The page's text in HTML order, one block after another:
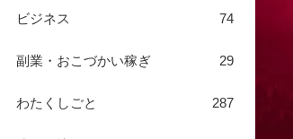
ビジネス 74
副業・おこづかい稼ぎ 29
わたくしごと 287